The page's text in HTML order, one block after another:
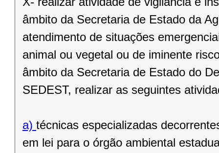
âmbito da Secretaria de Estado da
atendimento de situações
animal ou vegetal ou de iminente
âmbito da Secretaria de Estado do
SEDEST, realizar as seguintes
a) técnicas especializadas
em lei para o órgão ambiental